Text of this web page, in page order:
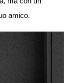
amico.